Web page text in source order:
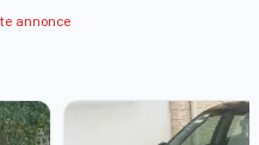
annonce